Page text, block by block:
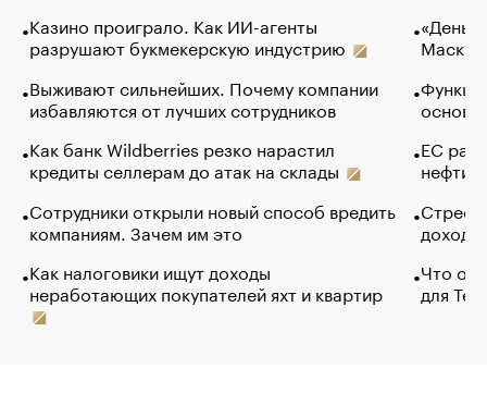
Казино проиграло. Как ИИ-агенты
разрушают букмекерскую индустрию
Выживают сильнейших. Почему компании
избавляются от лучших сотрудников
Как банк Wildberries резко нарастил
кредиты селлерам до атак на склады
Сотрудники открыли новый способ вредить
компаниям. Зачем им это
Как налоговики ищут доходы
неработающих покупателей яхт и квартир
Маск в
основ
ЕС
нефти
Что
для